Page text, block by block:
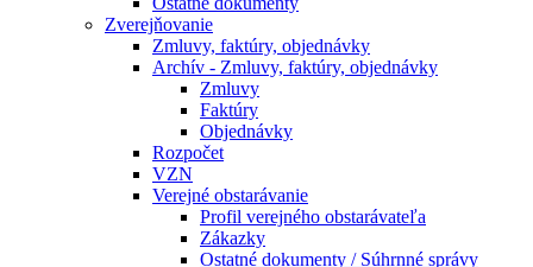
Zverejňovanie
Zmluvy, faktúry, objednávky
Archív - Zmluvy, faktúry, objednávky
Zmluvy
Faktúry
Objednávky
Rozpočet
VZN
Verejné obstarávanie
Profil verejného obstarávateľa
Zákazky
Ostatné dokumenty / Súhrnné správy